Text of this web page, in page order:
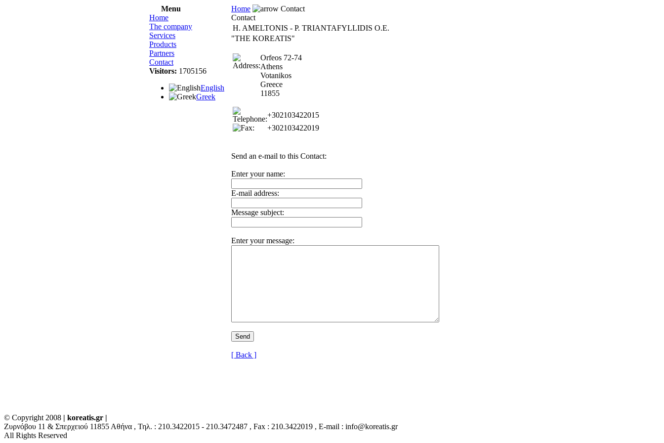
Menu
Home
The company
Services
Products
Partners
Contact
Visitors: 1705156
English
Greek
Home
Contact
Contact
H. AMELTONIS - P. TRIANTAFYLLIDIS O.E.
"THE KOREATIS"
Orfeos 72-74
Athens
Votanikos
Greece
11855
+302103422015
+302103422019
Send an e-mail to this Contact:
Enter your name:
E-mail address:
Message subject:
Enter your message:
[ Back ]
© Copyright 2008 | koreatis.gr |
Ζυρνόβου 11 & Σπερχειού 11855 Αθήνα , Τηλ. : 210.3422015 - 210.3472487 , Fax : 210.3422019 , E-mail : info@koreatis.gr
All Rights Reserved